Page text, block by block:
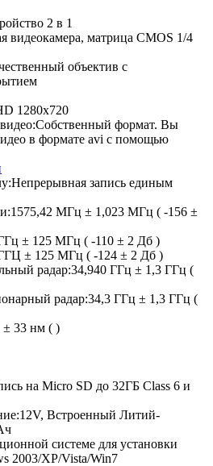
2 в 1
видеокамера, матрица CMOS 1/4
объектив с
1280x720
Собственный формат. Вы
в формате avi с помощью
Непрерывная запись единым
1575,42 МГц ± 1,023 МГц ( -156 ±
± 125 МГц ( -110 ± 2 Дб )
± 125 МГц ( -124 ± 2 Дб )
радар:34,940 ГГц ± 1,3 ГГц (
радар:34,3 ГГц ± 1,3 ГГц (
± 33 нм ( )
на Micro SD до 32ГБ Class 6 и
12V, Встроенный Литий-
системе для установки
2003/XP/Vista/Win7